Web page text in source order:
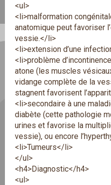
<ul>
<li>malformation
anatomique peut favoriser
vessie.</li>
<li>extension d’une
<li>problème
atone (les muscles
vidange complète de la
stagnent favorisent
<li>secondaire à une
diabète (cette pathologie
urines et favorise la
vessie), ou encore
<li>Tumeurs</li>
</ul>
<h4>Diagnostic</h4>
<ul>